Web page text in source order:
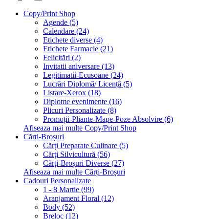
Copy/Print Shop
Agende (5)
Calendare (24)
Etichete diverse (4)
Etichete Farmacie (21)
Felicitări (2)
Invitatii aniversare (13)
Legitimatii-Ecusoane (24)
Lucrări Diplomă/ Licență (5)
Listare-Xerox (18)
Diplome evenimente (16)
Plicuri Personalizate (8)
Promoții-Pliante-Mape-Poze Absolvire (6)
Afiseaza mai multe Copy/Print Shop
Cărți-Broșuri
Cărți Preparate Culinare (5)
Cărți Silvicultură (56)
Cărți-Broșuri Diverse (27)
Afiseaza mai multe Cărți-Broșuri
Cadouri Personalizate
1 - 8 Martie (99)
Aranjament Floral (12)
Body (52)
Breloc (12)